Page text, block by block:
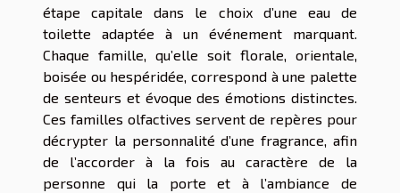
étape capitale dans le choix d’une eau de
toilette adaptée à un événement marquant.
Chaque famille, qu’elle soit florale, orientale,
boisée ou hespéridée, correspond à une palette
de senteurs et évoque des émotions distinctes.
Ces familles olfactives servent de repères pour
décrypter la personnalité d’une fragrance, afin
de l’accorder à la fois au caractère de la
personne qui la porte et à l’ambiance de